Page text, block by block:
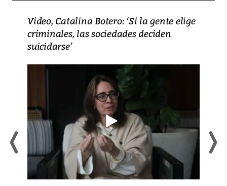
Video, Catalina Botero: ‘Si la gente elige
criminales, las sociedades deciden
suicidarse’